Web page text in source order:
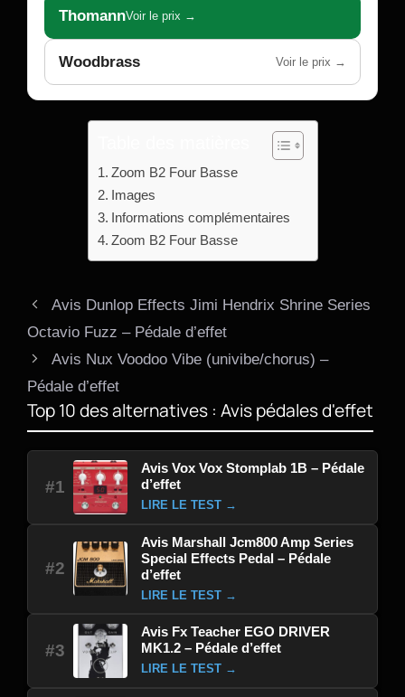
ThomannVoir le prix →
Woodbrass Voir le prix →
Zoom B2 Four Basse
Images
Informations complémentaires
Zoom B2 Four Basse
Avis Dunlop Effects Jimi Hendrix Shrine Series
Octavio Fuzz – Pédale d’effet
Avis Nux Voodoo Vibe (univibe/chorus) –
Pédale d’effet
Top 10 des alternatives : Avis pédales d'effet
#1
Avis Vox Vox Stomplab 1B – Pédale
d’effet
LIRE LE TEST →
#2
Avis Marshall Jcm800 Amp Series
Special Effects Pedal – Pédale
d’effet
LIRE LE TEST →
#3
Avis Fx Teacher EGO DRIVER
MK1.2 – Pédale d’effet
LIRE LE TEST →